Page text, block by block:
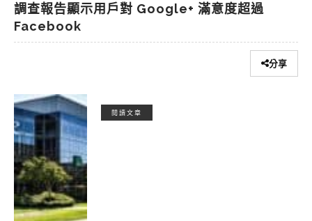
調查報告顯示用戶對 Google+ 滿意度超過
Facebook
分享
閱讀文章